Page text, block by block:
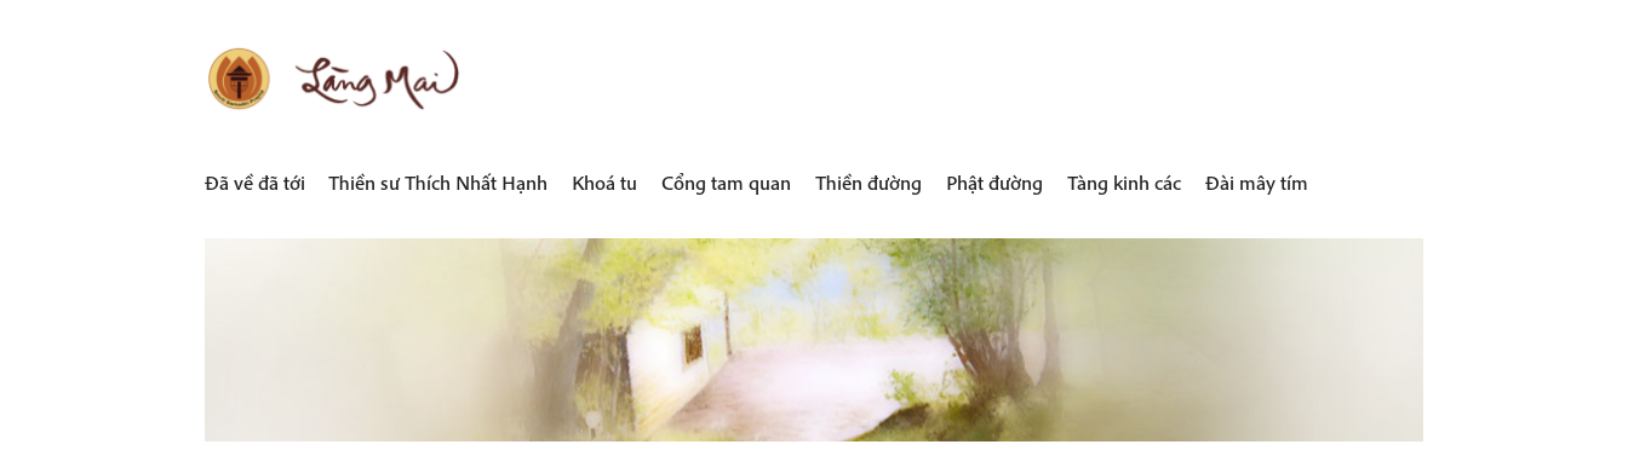
LÀNG MAI
Đã về đã tới Thiền sư Thích Nhất Hạnh Khoá tu Cổng tam quan Thiền đường Phật đường Tàng kinh các Đài mây tím